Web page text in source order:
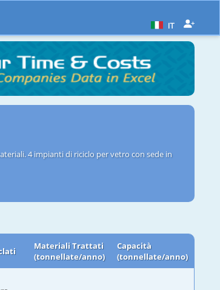
IT
4 impianti di riciclo per vetro con sede in
Materiali Trattati
(tonnellate/anno)
Capacità
(tonnellate/anno)